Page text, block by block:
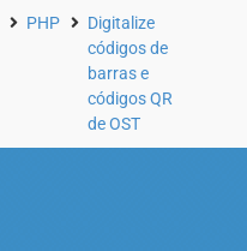
PHP
Digitalize
códigos de
barras e
códigos QR
de OST